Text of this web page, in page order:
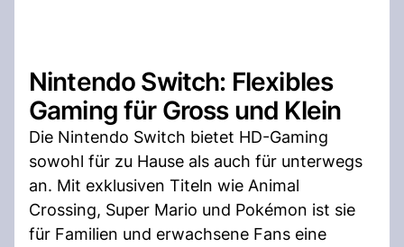
Nintendo Switch: Flexibles
Gaming für Gross und Klein
Die Nintendo Switch bietet HD-Gaming
sowohl für zu Hause als auch für unterwegs
an. Mit exklusiven Titeln wie Animal
Crossing, Super Mario und Pokémon ist sie
für Familien und erwachsene Fans eine